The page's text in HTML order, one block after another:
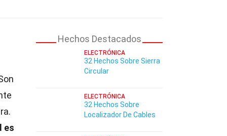
es
Hechos Destacados
ELECTRÓNICA
32 Hechos Sobre Sierra
Circular
ELECTRÓNICA
32 Hechos Sobre
Localizador De Cables